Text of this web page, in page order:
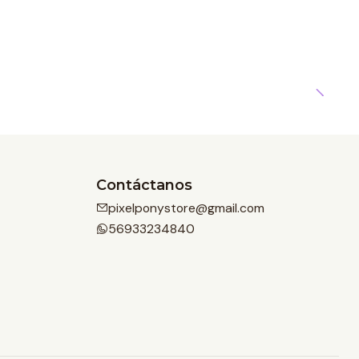
Contáctanos
pixelponystore@gmail.com
56933234840